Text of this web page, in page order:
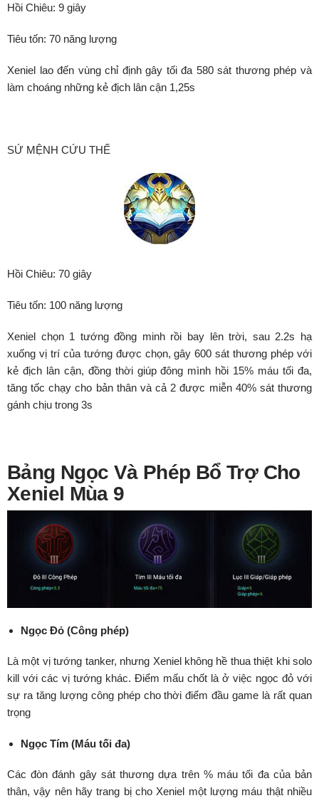
Hồi Chiêu: 9 giây
Tiêu tốn: 70 năng lượng
Xeniel lao đến vùng chỉ định gây tối đa 580 sát thương phép và
làm choáng những kẻ địch lân cận 1,25s
SỨ MỆNH CỨU THẾ
Hồi Chiêu: 70 giây
Tiêu tốn: 100 năng lượng
Xeniel chọn 1 tướng đồng minh rồi bay lên trời, sau 2.2s hạ
xuống vị trí của tướng được chọn, gây 600 sát thương phép với
kẻ địch lân cận, đồng thời giúp đông mình hồi 15% máu tối đa,
tăng tốc chạy cho bản thân và cả 2 được miễn 40% sát thương
gánh chịu trong 3s
Bảng Ngọc Và Phép Bổ Trợ Cho
Xeniel Mùa 9
Ngọc Đỏ (Công phép)
Là một vị tướng tanker, nhưng Xeniel không hề thua thiệt khi solo
kill với các vị tướng khác. Điểm mấu chốt là ở việc ngọc đỏ với
sự ra tăng lượng công phép cho thời điểm đầu game là rất quan
trọng
Ngọc Tím (Máu tối đa)
Các đòn đánh gây sát thương dựa trên % máu tối đa của bản
thân, vậy nên hãy trang bị cho Xeniel một lượng máu thật nhiều